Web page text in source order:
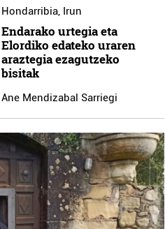
Hondarribia, Irun
Endarako urtegia eta
Elordiko edateko uraren
araztegia ezagutzeko
bisitak
Ane Mendizabal Sarriegi